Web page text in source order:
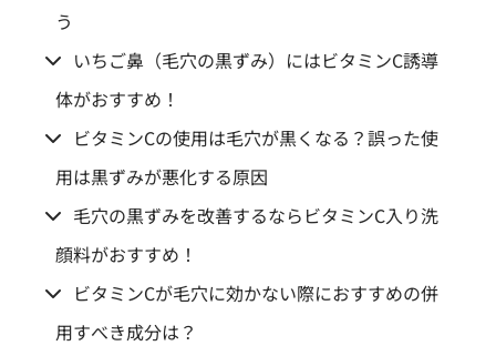
う
いちご鼻（毛穴の黒ずみ）にはビタミンC誘導
体がおすすめ！
ビタミンCの使用は毛穴が黒くなる？誤った使
用は黒ずみが悪化する原因
毛穴の黒ずみを改善するならビタミンC入り洗
顔料がおすすめ！
ビタミンCが毛穴に効かない際におすすめの併
用すべき成分は？